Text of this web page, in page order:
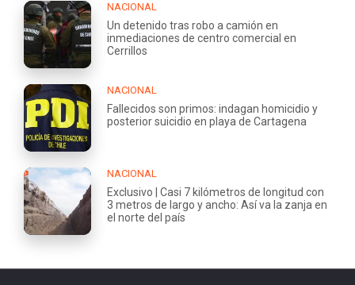
NACIONAL
Un detenido tras robo a camión en
inmediaciones de centro comercial en
Cerrillos
NACIONAL
Fallecidos son primos: indagan homicidio y
posterior suicidio en playa de Cartagena
NACIONAL
Exclusivo | Casi 7 kilómetros de longitud con
3 metros de largo y ancho: Así va la zanja en
el norte del país